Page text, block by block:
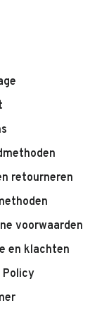
retourneren
voorwaarden
en klachten
Policy